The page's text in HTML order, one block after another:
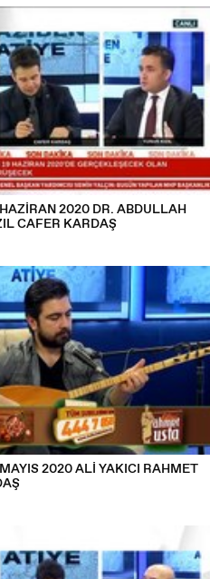
2020 DR. ABDULLAH
CAFER KARDAŞ
2020 ALİ YAKICI RAHMET